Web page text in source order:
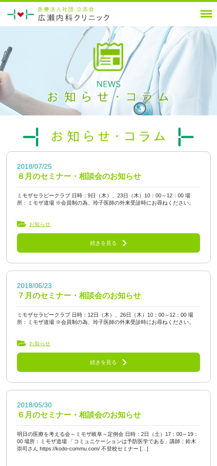
2018/07/25
８月のセミナー・相談会のお知らせ
ミモザセラピークラブ 日時：9日（木）、23日（木）10：00～12：00 場
所：ミモザ道場 ※会員制の為、玲子医師の外来受診時にお尋ねください。
お知らせ
続きを見る
2018/06/23
７月のセミナー・相談会のお知らせ
ミモザセラピークラブ 日時：12日（木）、26日（木）10：00～12：00 場
所：ミモザ道場 ※会員制の為、玲子医師の外来受診時にお尋ねください。
お知らせ
続きを見る
2018/05/30
６月のセミナー・相談会のお知らせ
明日の医療を考える会～ミモザ岐阜～定例会 日時：2日（土）17：00～19：
00 場所：ミモザ道場 「コミュニケーションは予防医学である」講師：鈴木
崇司さん https://kodo-commu.com/ 不登校セミナー […]